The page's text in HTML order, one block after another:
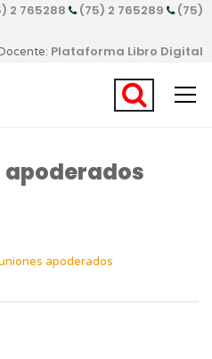
2 765288 (75) 2 765289
(75)
Plataforma Libro Digital
apoderados
apoderados